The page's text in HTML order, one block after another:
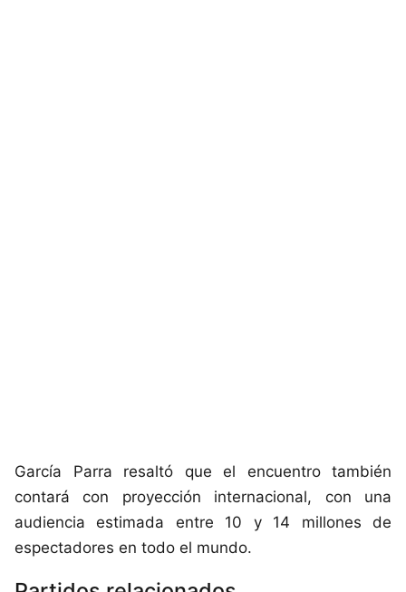
García Parra resaltó que el encuentro también
contará con proyección internacional, con una
audiencia estimada entre 10 y 14 millones de
espectadores en todo el mundo.